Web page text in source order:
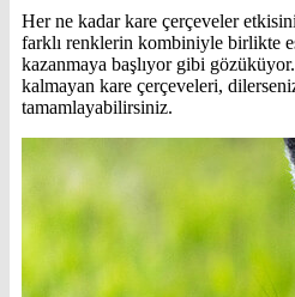
Her ne kadar kare çerçeveler
farklı renklerin kombiniyle birlikte
kazanmaya başlıyor gibi
kalmayan kare çerçeveleri,
tamamlayabilirsiniz.